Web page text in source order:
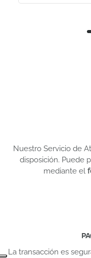
Nuestro Servicio de
disposición. Puede
mediante el
La transacción es